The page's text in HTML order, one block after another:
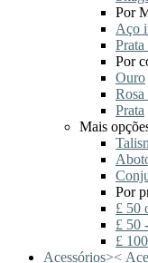
Por
Aço
Prata
Por
Ouro
Prata
Mais
Por
£ 50
£ 50
£
Acessórios><